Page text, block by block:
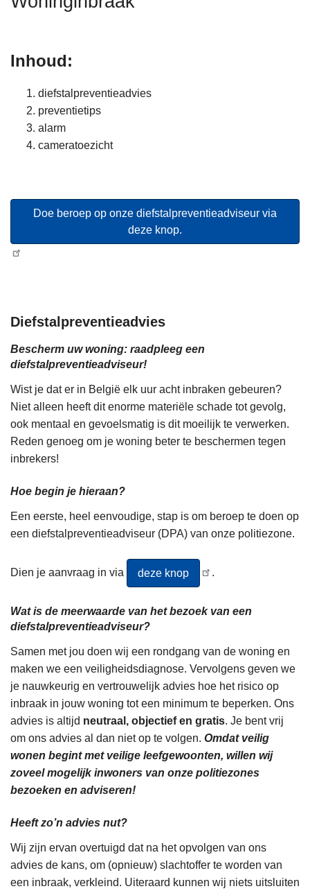
Inhoud:
diefstalpreventieadvies
preventietips
alarm
cameratoezicht
Doe beroep op onze diefstalpreventieadviseur via
deze knop.
Diefstalpreventieadvies
Bescherm uw woning: raadpleeg een
diefstalpreventieadviseur!
Wist je dat er in België elk uur acht inbraken gebeuren?
Niet alleen heeft dit enorme materiële schade tot gevolg,
ook mentaal en gevoelsmatig is dit moeilijk te verwerken.
Reden genoeg om je woning beter te beschermen tegen
inbrekers!
Hoe begin je hieraan?
Een eerste, heel eenvoudige, stap is om beroep te doen op
een diefstalpreventieadviseur (DPA) van onze politiezone.
Dien je aanvraag in via deze knop .
Wat is de meerwaarde van het bezoek van een
diefstalpreventieadviseur?
Samen met jou doen wij een rondgang van de woning en
maken we een veiligheidsdiagnose. Vervolgens geven we
je nauwkeurig en vertrouwelijk advies hoe het risico op
inbraak in jouw woning tot een minimum te beperken. Ons
advies is altijd neutraal, objectief en gratis. Je bent vrij
om ons advies al dan niet op te volgen. Omdat veilig
wonen begint met veilige leefgewoonten, willen wij
zoveel mogelijk inwoners van onze politiezones
bezoeken en adviseren!
Heeft zo’n advies nut?
Wij zijn ervan overtuigd dat na het opvolgen van ons
advies de kans, om (opnieuw) slachtoffer te worden van
een inbraak, verkleind. Uiteraard kunnen wij niets uitsluiten